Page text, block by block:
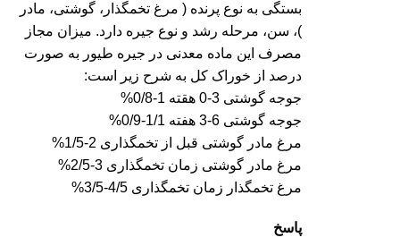
بستگی به نوع پرنده ( مرغ تخمگذار، گوشتی، مادر
)، سن، مرحله رشد و نوع جیره دارد. میزان مجاز
مصرف این ماده معدنی در جیره طیور به صورت
درصد از خوراک کل به شرح زیر است:
جوجه گوشتی 3-0 هقته 1-0/8%
جوجه گوشتی 6-3 هفته 1/1-0/9%
مرغ مادر گوشتی قبل از تخمگذاری 2-1/5%
مرغ مادر گوشتی زمان تخمگذاری 3-2/5%
مرغ تخمگذار زمان تخمگذاری 4/5-3/5%
پاسخ